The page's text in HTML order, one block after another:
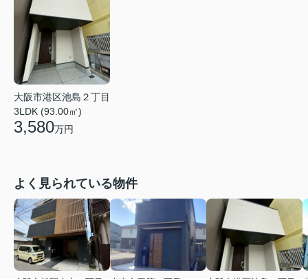
大阪市港区池島２丁目
3LDK (93.00㎡)
3,580万円
よく見られている物件